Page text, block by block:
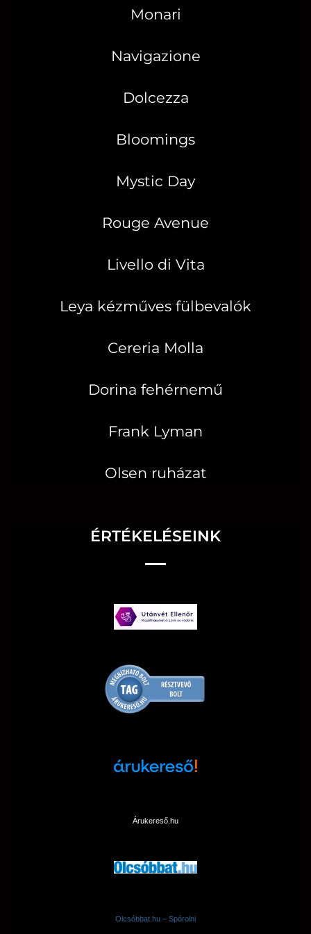
Monari
Navigazione
Dolcezza
Bloomings
Mystic Day
Rouge Avenue
Livello di Vita
Leya kézműves fülbevalók
Cereria Molla
Dorina fehérnemű
Frank Lyman
Olsen ruházat
ÉRTÉKELÉSEINK
Árukereső.hu
Olcsóbbat.hu – Spórolni